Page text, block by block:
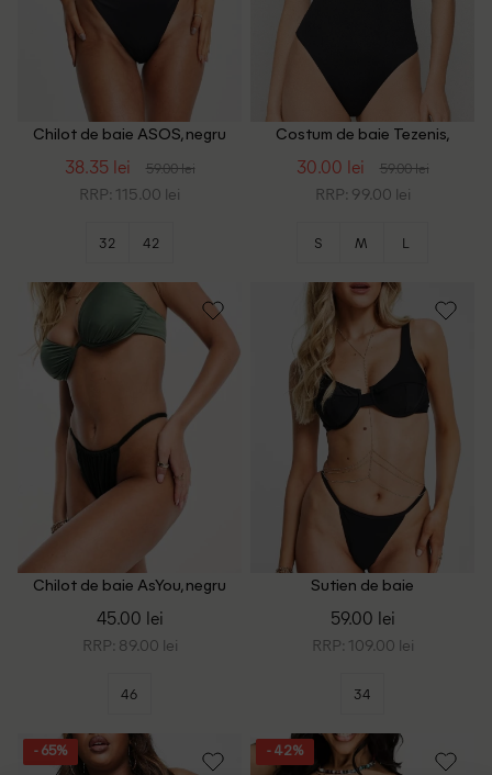
Chilot de baie ASOS, negru
38.35 lei 59.00 lei
RRP: 115.00 lei
32 42
Costum de baie Tezenis,
30.00 lei 59.00 lei
RRP: 99.00 lei
S M L
Chilot de baie AsYou, negru
45.00 lei
RRP: 89.00 lei
46
Sutien de baie
59.00 lei
RRP: 109.00 lei
34
- 65% - 42%